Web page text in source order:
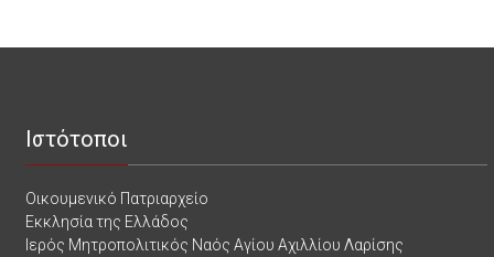
Ιστότοποι
Οικουμενικό Πατριαρχείο
Εκκλησία της Ελλάδος
Ιερός Μητροπολιτικός Ναός Αγίου Αχιλλίου Λαρίσης